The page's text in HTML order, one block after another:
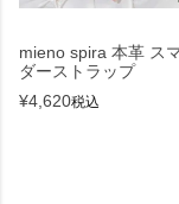
mieno spira 本革 ス
ダーストラップ
¥4,620税込